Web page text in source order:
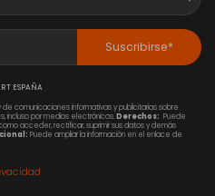
Suscribirse*
ESPAÑA
comunicaciones informativas y publicitarias sobre
incluso por medios electrónicos.Derechos: Puede
acceder, rectificar, suprimir sus datos y demás
Puede ampliar la información en el enlace de